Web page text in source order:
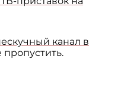
канал в
пропустить.